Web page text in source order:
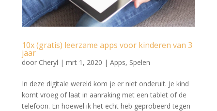
10x (gratis) leerzame apps voor kinderen van 3
jaar
door Cheryl | mrt 1, 2020 | Apps, Spelen
In deze digitale wereld kom je er niet onderuit. Je kind
komt vroeg of laat in aanraking met een tablet of de
telefoon. En hoewel ik het echt heb geprobeerd tegen